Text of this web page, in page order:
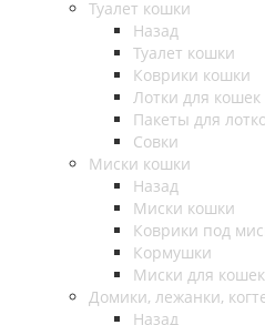
Туалет кошки
Назад
Туалет кошки
Коврики кошки
Лотки для кошек
Пакеты для
Совки
Миски кошки
Назад
Миски кошки
Коврики под
Кормушки
Миски для кошек
Домики, лежанки,
Назад